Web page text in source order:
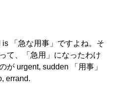
「急な用事」ですよね。そ
て、「急用」になったわけ
が urgent, sudden 「用事」
errand.